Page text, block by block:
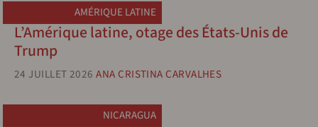
AMÉRIQUE LATINE
L’Amérique latine, otage des États-Unis de
Trump
24 JUILLET 2026 ANA CRISTINA CARVALHES
NICARAGUA